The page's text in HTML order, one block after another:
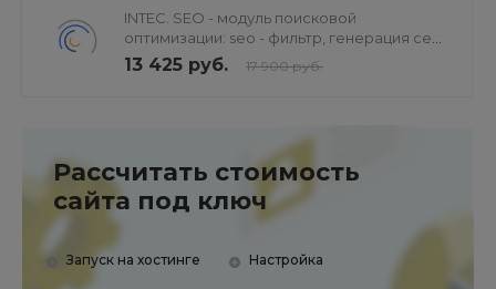
INTEC. SEO - модуль поисковой
оптимизации: seo - фильтр, генерация сео
- текстов, H1, мета-тегов
13 425 руб. 17 900 руб.
Рассчитать стоимость
сайта под ключ
Запуск на хостинге Настройка